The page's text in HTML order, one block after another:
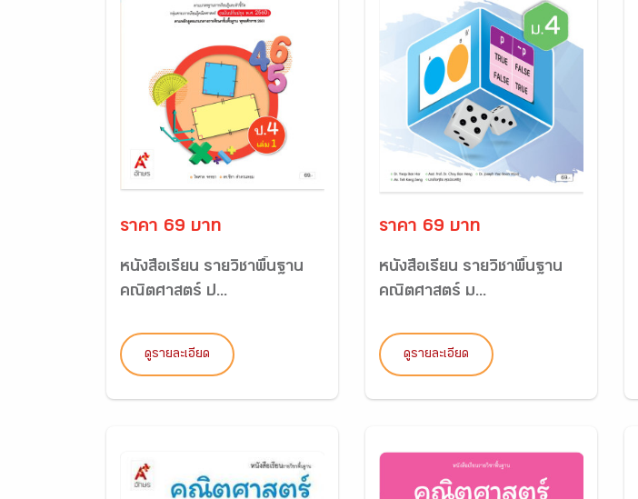
ราคา 69 บาท
หนังสือเรียน รายวิชาพื้นฐาน
คณิตศาสตร์ ป...
ดูรายละเอียด
ราคา 69 บาท
หนังสือเรียน รายวิชาพื้นฐาน
คณิตศาสตร์ ม...
ดูรายละเอียด